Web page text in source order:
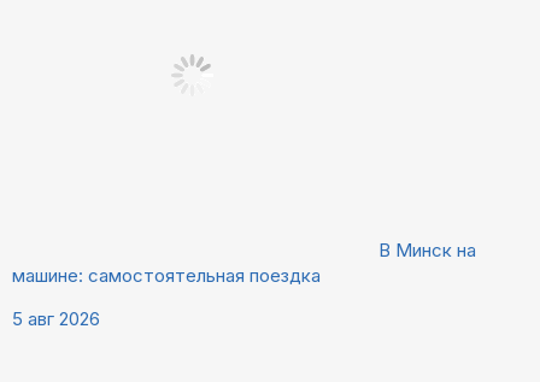
В Минск на
машине: самостоятельная поездка
5 авг 2026